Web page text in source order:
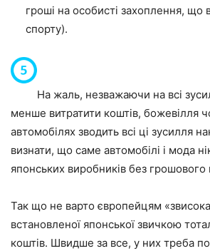
гроші на особисті захоплення, що
спорту).
На жаль, незважаючи на всі
менше витратити коштів, божевілля
автомобілях зводить всі ці зусилля
визнати, що саме автомобілі і мода
японських виробників без грошового
Так що не варто європейцям
встановленої японської звичкою
коштів. Швидше за все, у них треба